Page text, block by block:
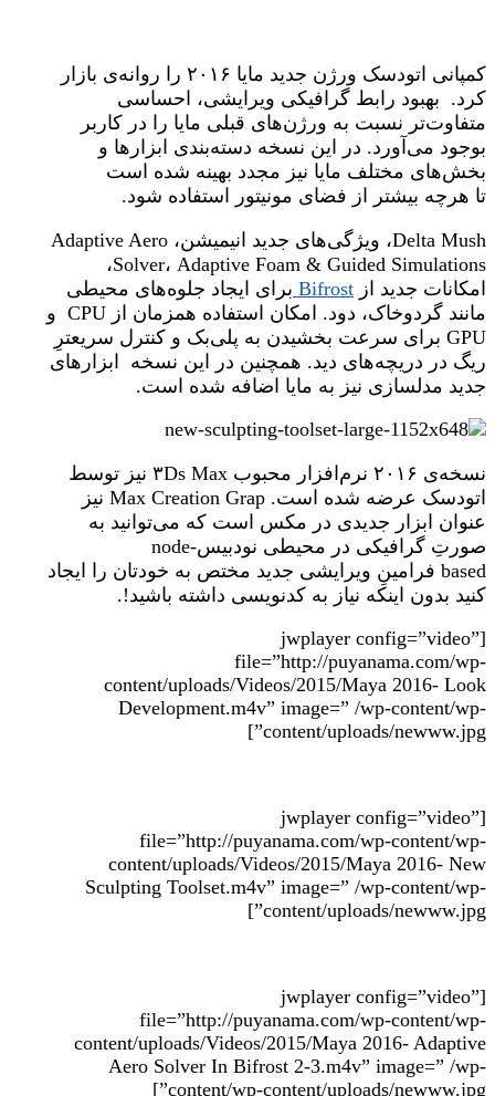
کمپانی اتودسک ورژن جدید مایا ۲۰۱۶ را روانه‌ی بازار
کرد. بهبود رابط گرافیکی ویرایشی، احساسی
متفاوت‌تر نسبت به ورژن‌های قبلی مایا را در کاربر
بوجود می‌آورد. در این نسخه دسته‌بندی ابزارها و
بخش‌های مختلف مایا نیز مجدد بهینه شده است
تا هرچه بیشتر از فضای مونیتور استفاده شود.
Delta Mush، ویژگی‌های جدید انیمیشن، Adaptive Aero
Solver، Adaptive Foam & Guided Simulations،
امکانات جدید از Bifrost برای ایجاد جلوه‌های محیطی
مانند گردوخاک، دود. امکان استفاده همزمان از CPU و
GPU برای سرعت بخشیدن به پلی‌بک و کنترل سریعترِ
ریگ در دریچه‌های دید. همچنین در این نسخه ابزارهای
جدید مدلسازی نیز به مایا اضافه شده است.
نسخه‌ی ۲۰۱۶ نرم‌افزار محبوب ۳Ds Max نیز توسط
اتودسک عرضه شده است. Max Creation Grap نیز
عنوان ابزار جدیدی در مکس است که می‌توانید به
صورتِ گرافیکی در محیطی نودبیسnode-
based فرامینِ ویرایشی جدید مختص به خودتان را ایجاد
کنید بدون اینکه نیاز به کدنویسی داشته باشید!.
[jwplayer config=”video”
file=”http://puyanama.com/wp-
content/uploads/Videos/2015/Maya 2016- Look
Development.m4v” image=” /wp-content/wp-
content/uploads/newww.jpg”]
[jwplayer config=”video”
file=”http://puyanama.com/wp-content/wp-
content/uploads/Videos/2015/Maya 2016- New
Sculpting Toolset.m4v” image=” /wp-content/wp-
content/uploads/newww.jpg”]
[jwplayer config=”video”
file=”http://puyanama.com/wp-content/wp-
content/uploads/Videos/2015/Maya 2016- Adaptive
Aero Solver In Bifrost 2-3.m4v” image=” /wp-
content/wp-content/uploads/newww.jpg”]